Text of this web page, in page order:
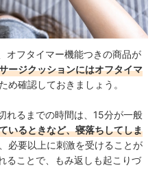
オフタイマー機能つきの商品が
ージクッションにはオフタイマ
め確認しておきましょう。
れるまでの時間は、15分が一般
いるときなど、寝落ちしてしま
必要以上に刺激を受けることが
ることで、もみ返しも起こりづ